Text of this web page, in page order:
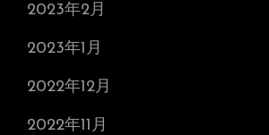
2023年2月
2023年1月
2022年12月
2022年11月